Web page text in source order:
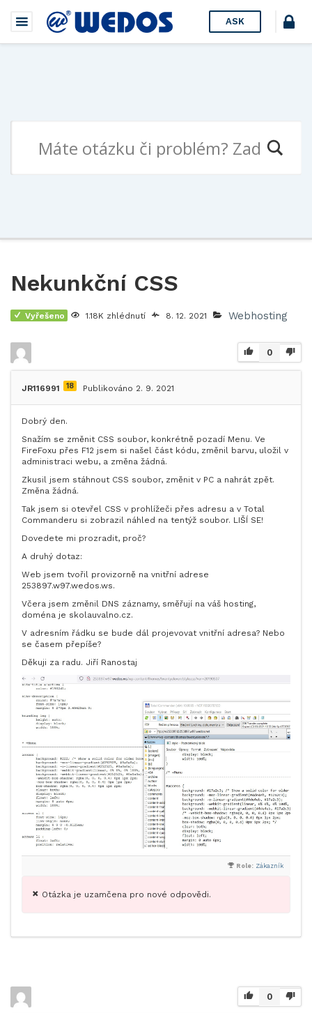
ASK
Nekunkční CSS
Vyřešeno 1.18K zhlédnutí 8. 12. 2021 Webhosting
0
JR116991 18 Publikováno 2. 9. 2021
Dobrý den.
Snažím se změnit CSS soubor, konkrétně pozadí Menu. Ve
FireFoxu přes F12 jsem si našel část kódu, změnil barvu, uložil v
administraci webu, a změna žádná.
Zkusil jsem stáhnout CSS soubor, změnit v PC a nahrát zpět.
Změna žádná.
Tak jsem si otevřel CSS v prohlížeči přes adresu a v Total
Commanderu si zobrazil náhled na tentýž soubor. LIŠÍ SE!
Dovedete mi prozradit, proč?
A druhý dotaz:
Web jsem tvořil provizorně na vnitřní adrese
253897.w97.wedos.ws.
Včera jsem změnil DNS záznamy, směřují na váš hosting,
doména je skolauvalno.cz.
V adresním řádku se bude dál projevovat vnitřní adresa? Nebo
se časem přepíše?
Děkuji za radu. Jiří Ranostaj
Role: Zákazník
Otázka je uzamčena pro nové odpovědi.
0